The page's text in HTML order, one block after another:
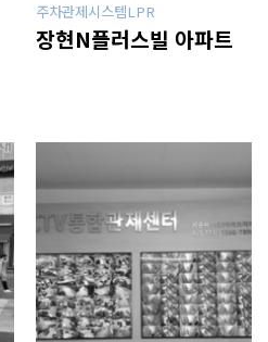
주차관제시스템LPR
장현N플러스빌 아파트